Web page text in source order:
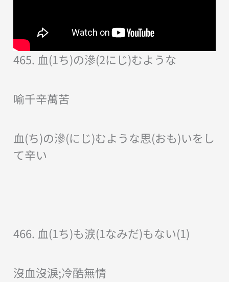
465. 血(1ち)の滲(2にじ)むような
喻千辛萬苦
血(ち)の滲(にじ)むような思(おも)いをし
て辛い
466. 血(1ち)も涙(1なみだ)もない(1)
沒血沒淚;冷酷無情